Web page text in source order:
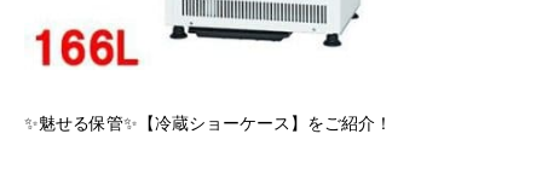
✨魅せる保管✨【冷蔵ショーケース】をご紹介！